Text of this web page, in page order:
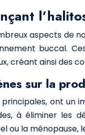
aspects de
buccal.
créant ainsi des
sur la
ont un
à éliminer les
la ménopause,